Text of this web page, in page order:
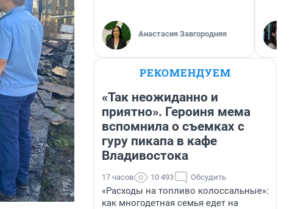
Анастасия Завгородняя
РЕКОМЕНДУЕМ
«Так неожиданно и
приятно». Героиня мема
вспомнила о съемках с
гуру пикапа в кафе
Владивостока
17 часов 10 493 Обсудить
«Расходы на топливо колоссальные»:
как многодетная семья едет на